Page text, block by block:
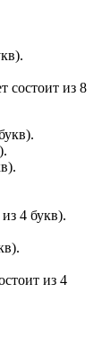
состоит из 8
4 букв).
из 4